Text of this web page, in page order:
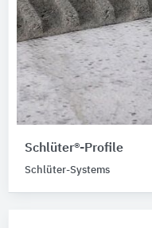
Schlüter®-Profile
Schlüter-Systems